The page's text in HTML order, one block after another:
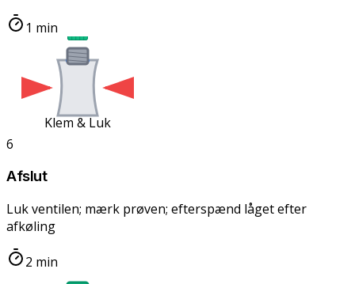
1 min
Klem & Luk
6
Afslut
Luk ventilen; mærk prøven; efterspænd låget efter
afkøling
2 min